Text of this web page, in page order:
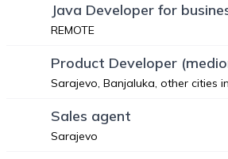
Java Developer for
REMOTE
Product Developer
Sarajevo, Banjaluka, other cities
Sales agent
Sarajevo